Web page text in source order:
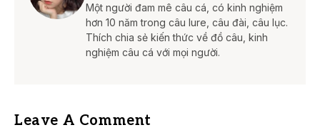
Một người đam mê câu cá, có kinh nghiệm
hơn 10 năm trong câu lure, câu đài, câu lục.
Thích chia sẻ kiến thức về đồ câu, kinh
nghiệm câu cá với mọi người.
Leave A Comment